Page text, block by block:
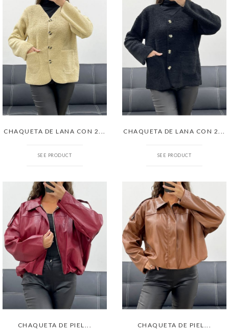
CHAQUETA DE LANA CON 2...
SEE PRODUCT
CHAQUETA DE LANA CON 2...
SEE PRODUCT
CHAQUETA DE PIEL... CHAQUETA DE PIEL...